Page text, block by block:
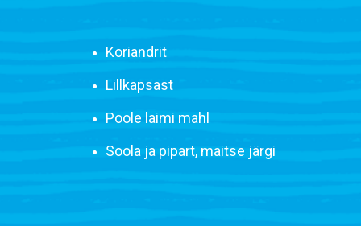
Koriandrit
Lillkapsast
Poole laimi mahl
Soola ja pipart, maitse järgi